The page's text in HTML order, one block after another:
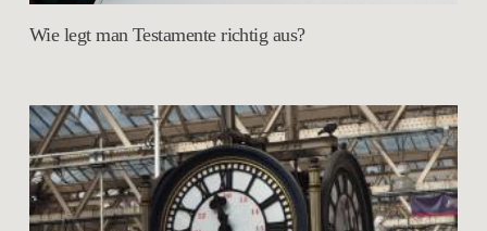
Wie legt man Testamente richtig aus?